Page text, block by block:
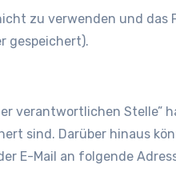
zu verwenden und
gespeichert).
verantwortlichen
sind. Darüber hinaus
E-Mail an folgende